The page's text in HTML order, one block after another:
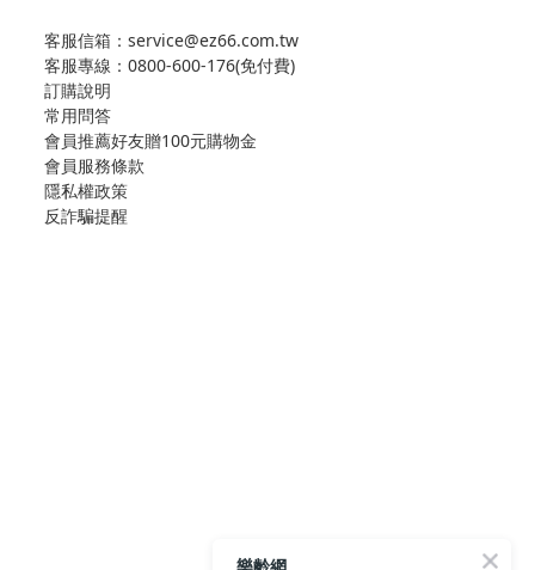
客服信箱：service@ez66.com.tw
客服專線： 0800-600-176(免付費)
訂購說明
常用問答
會員推薦好友贈100元購物金
會員服務條款
隱私權政策
反詐騙提醒